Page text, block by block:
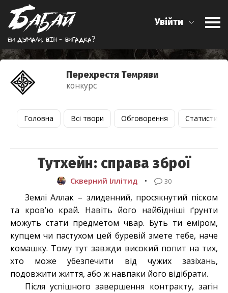
Ви думали, вiн - вигадка?
Увійти
Перехрестя Темряви
конкурс
Головна Всі твори Обговорення Статистика
Тутхейн: справа зброї
Скверний Іллітид • 30
Землі Аллак – злиденний, просякнутий піском
та кров’ю край. Навіть його найбідніші ґрунти
можуть стати предметом чвар. Буть ти еміром,
купцем чи пастухом цей буревій змете тебе, наче
комашку. Тому тут завжди високий попит на тих,
хто може убезпечити від чужих зазіхань,
подовжити життя, або ж навпаки його відібрати.
Після успішного завершення контракту, загін